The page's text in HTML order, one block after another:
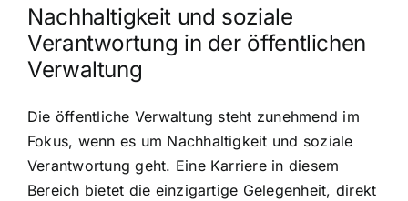
Nachhaltigkeit und soziale
Verantwortung in der öffentlichen
Verwaltung
Die öffentliche Verwaltung steht zunehmend im
Fokus, wenn es um Nachhaltigkeit und soziale
Verantwortung geht. Eine Karriere in diesem
Bereich bietet die einzigartige Gelegenheit, direkt